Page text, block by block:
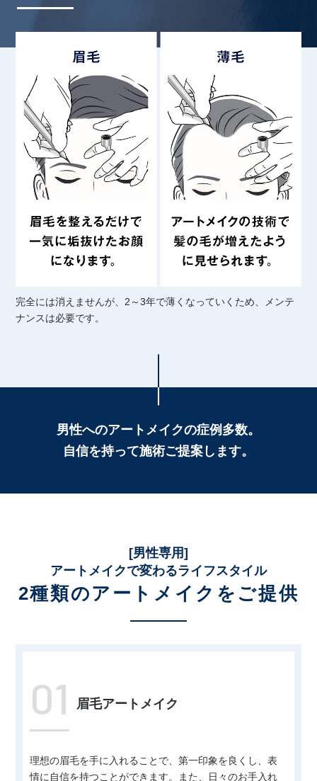
完全には消えませんが、2～3年で薄くなっていくため、メンテ
ナンスは必要です。
男性へのアートメイクの症例多数。
自信を持って施術ご提案します。
[男性専用]
アートメイクで変わるライフスタイル
2種類のアートメイクを ご提供
01 眉毛アートメイク
理想の眉毛を手に入れることで、第一印象を良くし、表
情に自信を持つことができます。また、日々のお手入れ